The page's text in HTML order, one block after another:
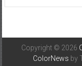
Copyright © 2026
ColorNews by